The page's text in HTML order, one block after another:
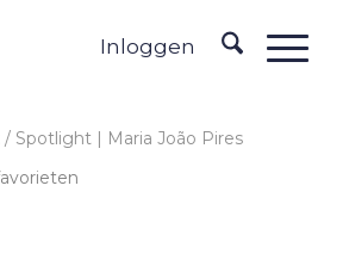
Inloggen
Spotlight | Maria João Pires